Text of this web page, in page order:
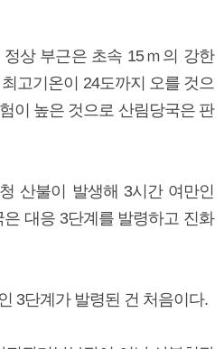
상 부근은 초속 15ｍ의 강한
고기온이 24도까지 오를 것으
이 높은 것으로 산림당국은 판
산불이 발생해 3시간 여만인
대응 3단계를 발령하고 진화
3단계가 발령된 건 처음이다.